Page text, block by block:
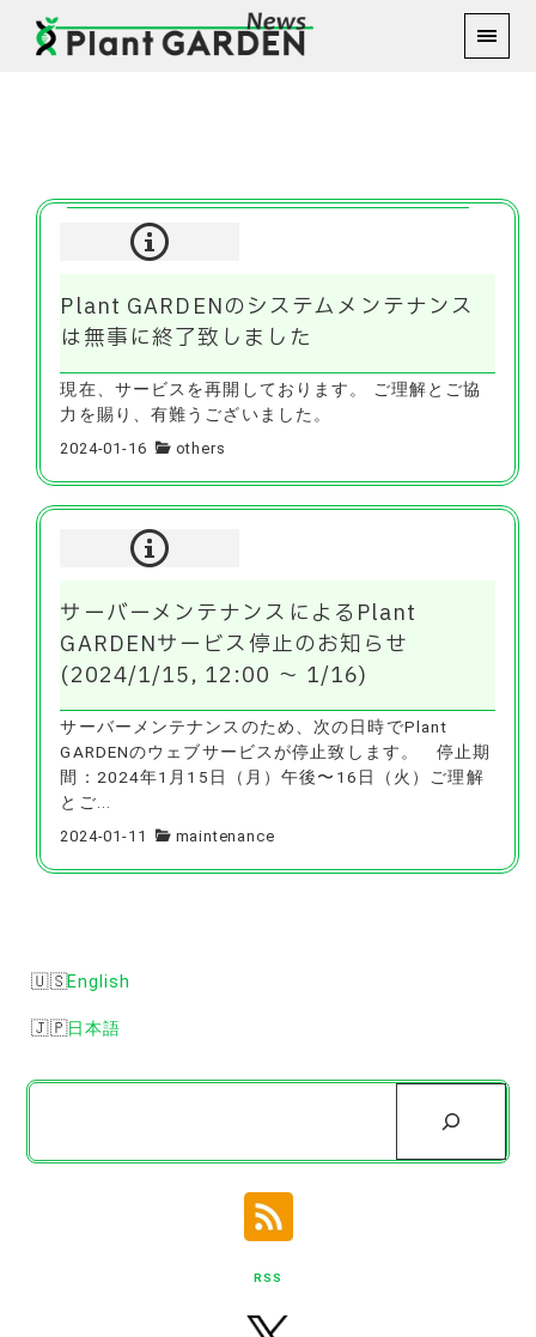
Plant GARDENのシステムメンテナンス
は無事に終了致しました
現在、サービスを再開しております。 ご理解とご協
力を賜り、有難うございました。
2024-01-16 others
サーバーメンテナンスによるPlant
GARDENサービス停止のお知らせ
(2024/1/15, 12:00 〜 1/16)
サーバーメンテナンスのため、次の日時でPlant
GARDENのウェブサービスが停止致します。 停止期
間：2024年1月15日（月）午後〜16日（火）ご理解
とご...
2024-01-11 maintenance
English
日本語
検
RSS